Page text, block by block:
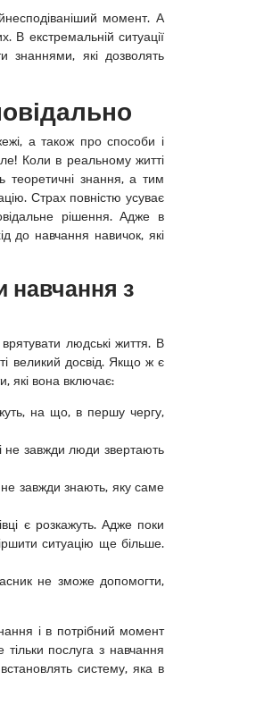
момент. А
В екстремальній ситуації
знаннями, які дозволять
а також про способи і
Коли в реальному житті
теоретичні знання, а тим
Страх повністю усуває
рішення. Адже в
до навчання навичок, які
навчання з
людські життя. В
великий досвід. Якщо ж є
які вона включає:
на що, в першу чергу,
не завжди люди звертають
не завжди знають, яку саме
є розкажуть. Адже поки
ситуацію ще більше.
не зможе допомогти,
і в потрібний момент
послуга з навчання
систему, яка в